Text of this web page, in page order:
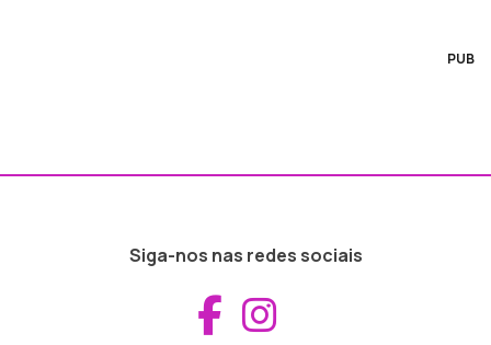
PUB
Siga-nos nas redes sociais
Aceder ao